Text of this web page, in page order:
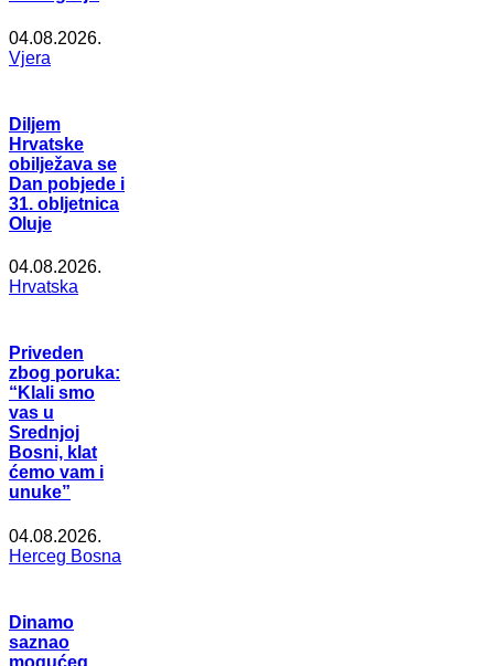
04.08.2026.
Vjera
Diljem
Hrvatske
obilježava se
Dan pobjede i
31. obljetnica
Oluje
04.08.2026.
Hrvatska
Priveden
zbog poruka:
“Klali smo
vas u
Srednjoj
Bosni, klat
ćemo vam i
unuke”
04.08.2026.
Herceg Bosna
Dinamo
saznao
mogućeg